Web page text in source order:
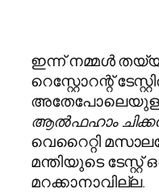
ഇന്ന് നമ്മൾ
റെസ്റ്റോറന്റ്
ആൽഫഹാം
വെറൈറ്റി
മന്തിയുടെ ടേസ്റ്റ്
മറക്കാനാവില്ല.